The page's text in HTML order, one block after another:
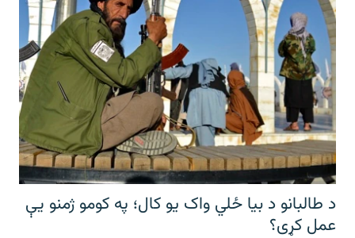
د طالبانو د بیا ځلي واک یو کال؛ په کومو ژمنو یې
عمل کړی؟